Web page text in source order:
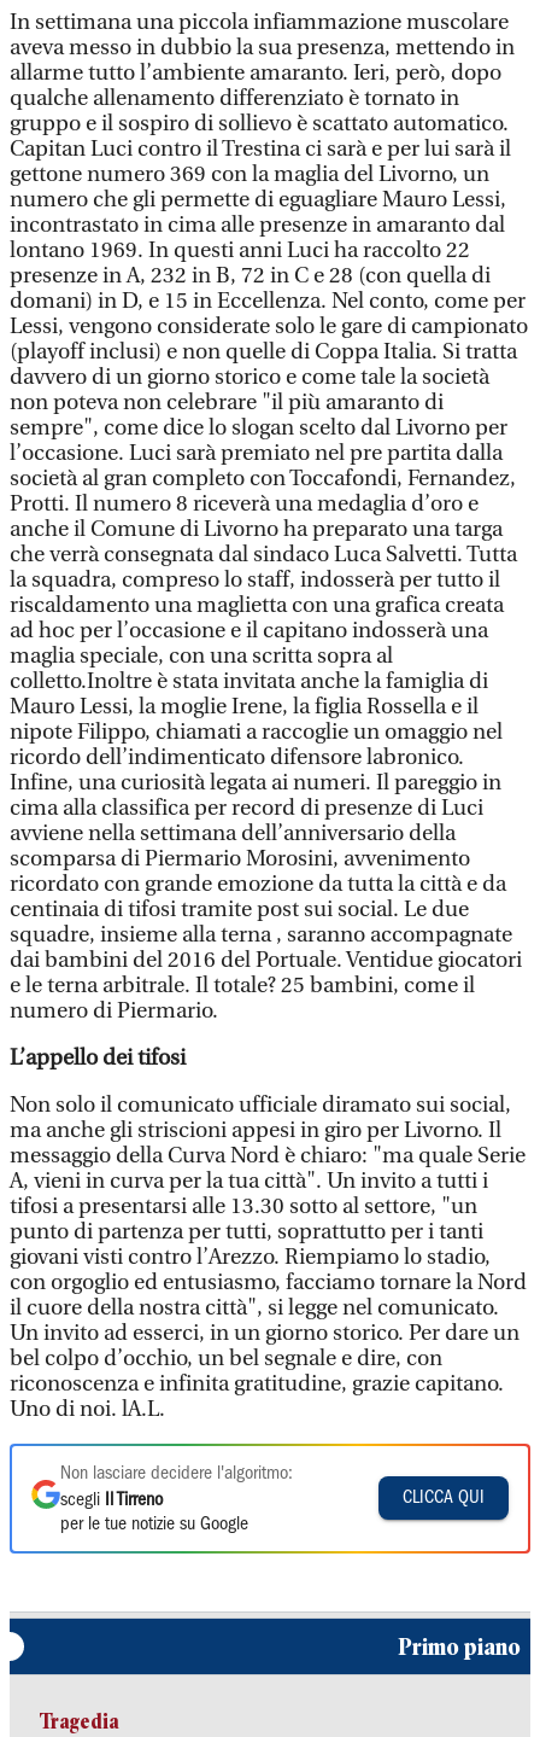
In settimana una piccola infiammazione muscolare
aveva messo in dubbio la sua presenza, mettendo in
allarme tutto l’ambiente amaranto. Ieri, però, dopo
qualche allenamento differenziato è tornato in
gruppo e il sospiro di sollievo è scattato automatico.
Capitan Luci contro il Trestina ci sarà e per lui sarà il
gettone numero 369 con la maglia del Livorno, un
numero che gli permette di eguagliare Mauro Lessi,
incontrastato in cima alle presenze in amaranto dal
lontano 1969. In questi anni Luci ha raccolto 22
presenze in A, 232 in B, 72 in C e 28 (con quella di
domani) in D, e 15 in Eccellenza. Nel conto, come per
Lessi, vengono considerate solo le gare di campionato
(playoff inclusi) e non quelle di Coppa Italia. Si tratta
davvero di un giorno storico e come tale la società
non poteva non celebrare "il più amaranto di
sempre", come dice lo slogan scelto dal Livorno per
l’occasione. Luci sarà premiato nel pre partita dalla
società al gran completo con Toccafondi, Fernandez,
Protti. Il numero 8 riceverà una medaglia d’oro e
anche il Comune di Livorno ha preparato una targa
che verrà consegnata dal sindaco Luca Salvetti. Tutta
la squadra, compreso lo staff, indosserà per tutto il
riscaldamento una maglietta con una grafica creata
ad hoc per l’occasione e il capitano indosserà una
maglia speciale, con una scritta sopra al
colletto.Inoltre è stata invitata anche la famiglia di
Mauro Lessi, la moglie Irene, la figlia Rossella e il
nipote Filippo, chiamati a raccoglie un omaggio nel
ricordo dell’indimenticato difensore labronico.
Infine, una curiosità legata ai numeri. Il pareggio in
cima alla classifica per record di presenze di Luci
avviene nella settimana dell’anniversario della
scomparsa di Piermario Morosini, avvenimento
ricordato con grande emozione da tutta la città e da
centinaia di tifosi tramite post sui social. Le due
squadre, insieme alla terna , saranno accompagnate
dai bambini del 2016 del Portuale. Ventidue giocatori
e le terna arbitrale. Il totale? 25 bambini, come il
numero di Piermario.
L’appello dei tifosi
Non solo il comunicato ufficiale diramato sui social,
ma anche gli striscioni appesi in giro per Livorno. Il
messaggio della Curva Nord è chiaro: "ma quale Serie
A, vieni in curva per la tua città". Un invito a tutti i
tifosi a presentarsi alle 13.30 sotto al settore, "un
punto di partenza per tutti, soprattutto per i tanti
giovani visti contro l’Arezzo. Riempiamo lo stadio,
con orgoglio ed entusiasmo, facciamo tornare la Nord
il cuore della nostra città", si legge nel comunicato.
Un invito ad esserci, in un giorno storico. Per dare un
bel colpo d’occhio, un bel segnale e dire, con
riconoscenza e infinita gratitudine, grazie capitano.
Uno di noi. lA.L.
Non lasciare decidere l'algoritmo:
scegli
Il Tirreno
per le tue notizie su Google
CLICCA QUI
Primo piano
Tragedia